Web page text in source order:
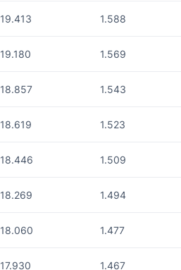
19.413 1.588
19.180 1.569
18.857 1.543
18.619 1.523
18.446 1.509
18.269 1.494
18.060 1.477
17.930 1.467